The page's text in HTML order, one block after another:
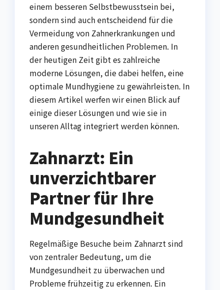
einem besseren Selbstbewusstsein bei,
sondern sind auch entscheidend für die
Vermeidung von Zahnerkrankungen und
anderen gesundheitlichen Problemen. In
der heutigen Zeit gibt es zahlreiche
moderne Lösungen, die dabei helfen, eine
optimale Mundhygiene zu gewährleisten. In
diesem Artikel werfen wir einen Blick auf
einige dieser Lösungen und wie sie in
unseren Alltag integriert werden können.
Zahnarzt: Ein
unverzichtbarer
Partner für Ihre
Mundgesundheit
Regelmäßige Besuche beim Zahnarzt sind
von zentraler Bedeutung, um die
Mundgesundheit zu überwachen und
Probleme frühzeitig zu erkennen. Ein